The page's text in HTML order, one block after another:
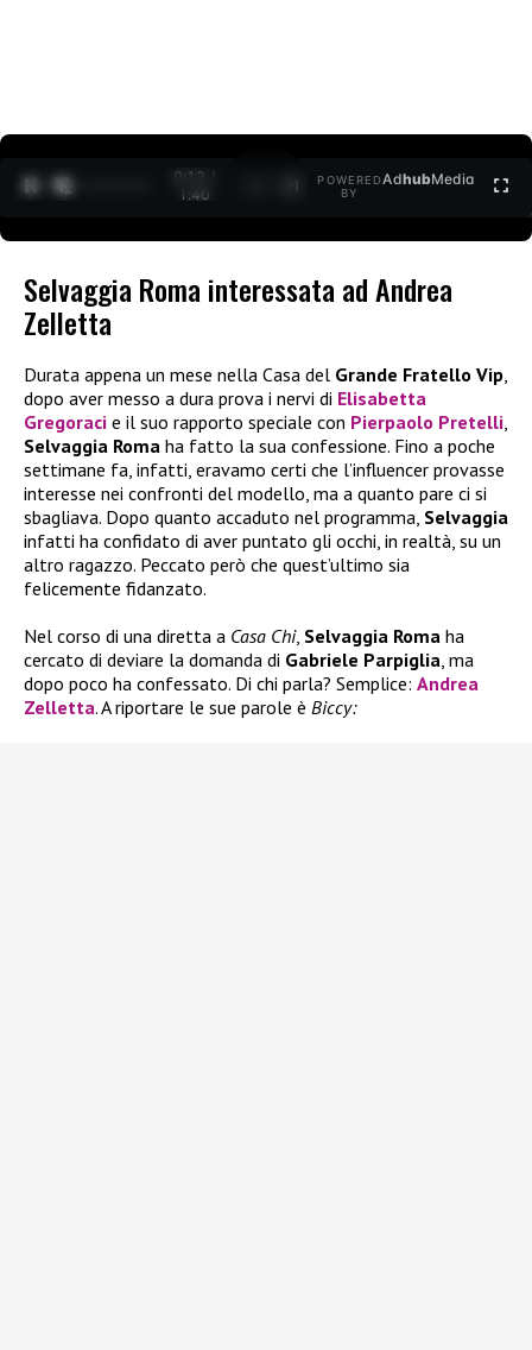
0:12 /
1:40
POWERED
BY
AdhubMedia
Selvaggia Roma interessata ad Andrea
Zelletta
Durata appena un mese nella Casa del Grande Fratello Vip,
dopo aver messo a dura prova i nervi di Elisabetta
Gregoraci e il suo rapporto speciale con Pierpaolo Pretelli,
Selvaggia Roma ha fatto la sua confessione. Fino a poche
settimane fa, infatti, eravamo certi che l’influencer provasse
interesse nei confronti del modello, ma a quanto pare ci si
sbagliava. Dopo quanto accaduto nel programma, Selvaggia
infatti ha confidato di aver puntato gli occhi, in realtà, su un
altro ragazzo. Peccato però che quest’ultimo sia
felicemente fidanzato.
Nel corso di una diretta a Casa Chi, Selvaggia Roma ha
cercato di deviare la domanda di Gabriele Parpiglia, ma
dopo poco ha confessato. Di chi parla? Semplice: Andrea
Zelletta. A riportare le sue parole è Biccy: